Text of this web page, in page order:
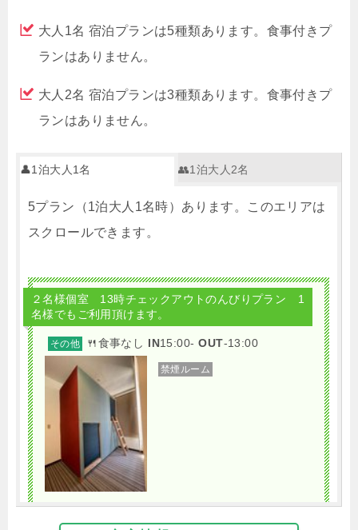
大人1名 宿泊プランは5種類あります。食事付きプ
ランはありません。
大人2名 宿泊プランは3種類あります。食事付きプ
ランはありません。
👤1泊大人1名 👥1泊大人2名
5プラン（1泊大人1名時）あります。このエリアは
スクロールできます。
２名様個室 13時チェックアウトのんびりプラン 1
名様でもご利用頂けます。
その他 🍴食事なし IN15:00- OUT-13:00
禁煙ルーム